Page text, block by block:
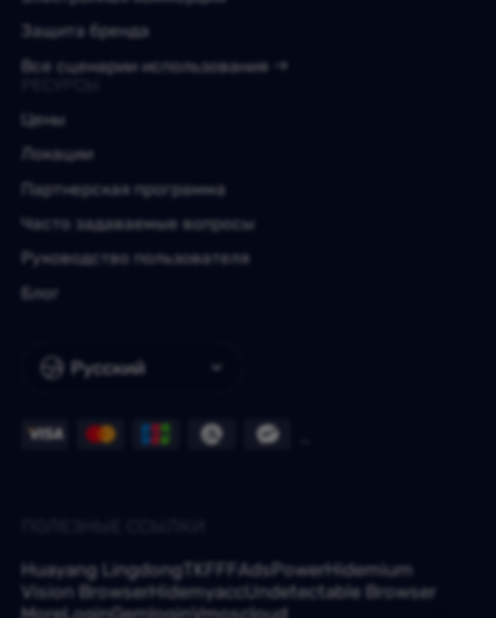
Русский
Защита бренда
Все сценарии использования
Цены
Локации
Партнерская программа
Часто задаваемые вопросы
Руководство пользователя
Блог
Huayang Lingdong TKFFF AdsPowerHidemium
Vision BrowserHidemyaccUndetectable Browser
MoreLoginGemloginVmoscloud